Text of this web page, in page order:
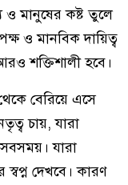
ও মানুষের কষ্ট তুলে
ও মানবিক দায়িত্ব
শক্তিশালী হবে।
বেরিয়ে এসে
চায়, যারা
যারা
স্বপ্ন দেখবে। কারণ